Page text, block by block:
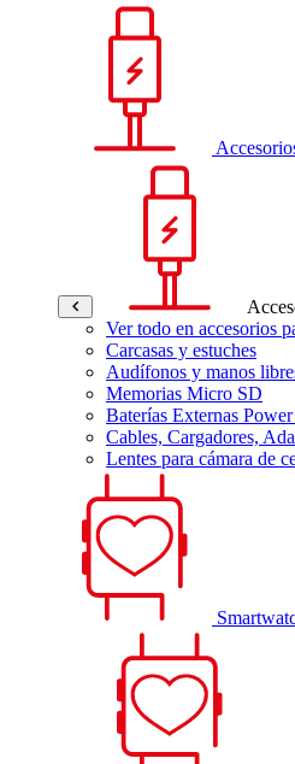
Ver todo en accesorios
Carcasas y estuches
Audífonos y manos
Memorias Micro SD
Baterías Externas
Cables, Cargadores,
Lentes para cámara de